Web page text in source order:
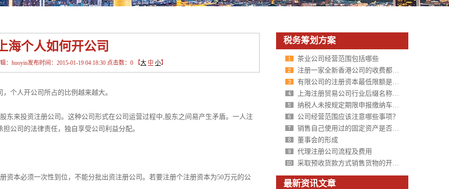
海个人如何开公司
：huoyin发布时间：2015-01-19 04:18:30 点击数： 0 【大 中 小】
个人开公司所占的比例越来越大。
东来投资注册公司。这种公司形式在公司运营过程中,股东之间易产生矛盾。一人注
公司的法律责任，独自享受公司利益分配。
资本必须一次性到位，不能分批出资注册公司。若要注册个注册资本为50万元的公
税务筹划方案
茶业公司经营范围包括哪些
注册一家全新香港公司的收费都包括什么?
有限公司的注册资本最低限额是多少?是否可以分期缴纳?
上海注册贸易公司行业后缀名称参考
纳税人未按规定期限申报缴纳车辆购置税，税务上有哪些处罚？
公司经营范围应该注意哪些事项？
销售自己使用过的固定资产是否开具增值税发票？
董事会的形成
代理注册公司流程及费用
采取预收货款方式销售货物的开票时间有何规定？
最新资讯文章